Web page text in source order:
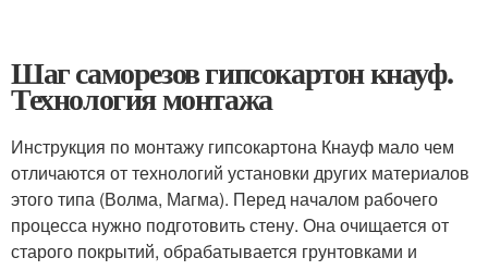
Шаг саморезов гипсокартон кнауф.
Технология монтажа
Инструкция по монтажу гипсокартона Кнауф мало чем
отличаются от технологий установки других материалов
этого типа (Волма, Магма). Перед началом рабочего
процесса нужно подготовить стену. Она очищается от
старого покрытий, обрабатывается грунтовками и